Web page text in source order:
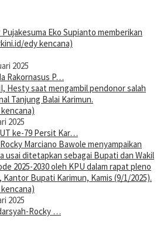
2025
Rakornasus P…
2025
ke-79 Persit Kar…
2025
Rocky …